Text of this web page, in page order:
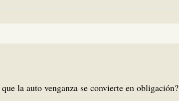
la auto venganza se convierte en obligación?